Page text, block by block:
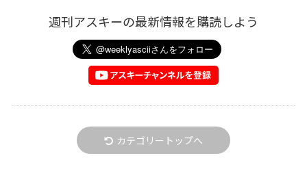
週刊アスキーの最新情報を購読しよう
カテゴリートップへ